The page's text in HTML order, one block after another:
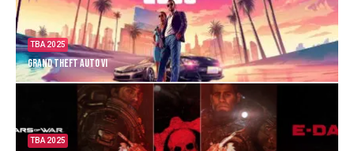
TBA 2025
Grand Theft Auto VI
TBA 2025